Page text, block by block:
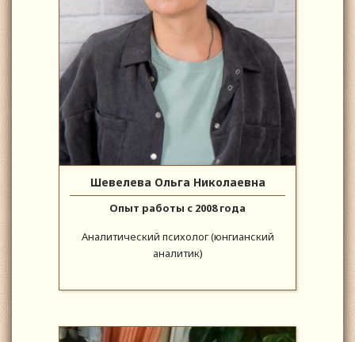
Шевелева Ольга Николаевна
Опыт работы с 2008 года
Аналитический психолог (юнгианский
аналитик)